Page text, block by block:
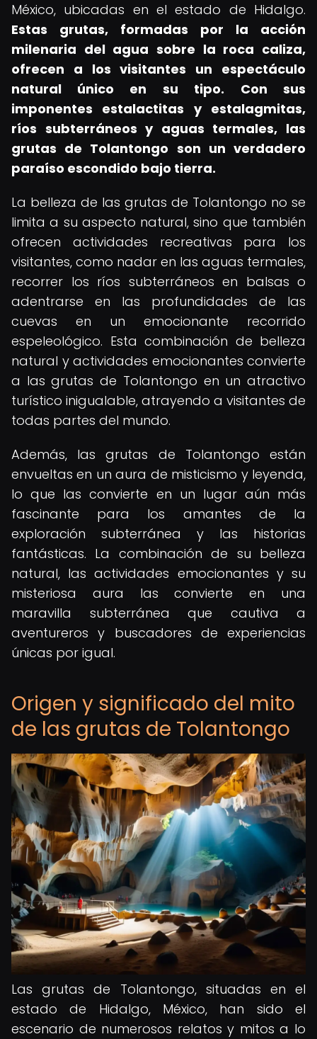
México, ubicadas en el estado de Hidalgo.
Estas grutas, formadas por la acción
milenaria del agua sobre la roca caliza,
ofrecen a los visitantes un espectáculo
natural único en su tipo.
Con sus
imponentes estalactitas y estalagmitas,
ríos subterráneos y aguas termales, las
grutas de Tolantongo son un verdadero
paraíso escondido bajo tierra.
La belleza de las grutas de Tolantongo no se
limita a su aspecto natural, sino que también
ofrecen actividades recreativas para los
visitantes, como nadar en las aguas termales,
recorrer los ríos subterráneos en balsas o
adentrarse en las profundidades de las
cuevas en un emocionante recorrido
espeleológico. Esta combinación de belleza
natural y actividades emocionantes convierte
a las grutas de Tolantongo en un atractivo
turístico inigualable, atrayendo a visitantes de
todas partes del mundo.
Además, las grutas de Tolantongo están
envueltas en un aura de misticismo y leyenda,
lo que las convierte en un lugar aún más
fascinante para los amantes de la
exploración subterránea y las historias
fantásticas. La combinación de su belleza
natural, las actividades emocionantes y su
misteriosa aura las convierte en una
maravilla subterránea que cautiva a
aventureros y buscadores de experiencias
únicas por igual.
Origen y significado del mito
de las grutas de Tolantongo
Las grutas de Tolantongo, situadas en el
estado de Hidalgo, México, han sido el
escenario de numerosos relatos y mitos a lo